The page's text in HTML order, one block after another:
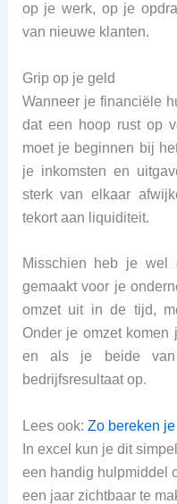
op je werk, op je
van nieuwe klanten.
Grip op je geld
Wanneer je financiële
dat een hoop rust op
moet je beginnen bij
je inkomsten en
sterk van elkaar
tekort aan liquiditeit.
Misschien heb je wel
gemaakt voor je
omzet uit in de tijd,
Onder je omzet komen
en als je beide
bedrijfsresultaat op.
Lees ook: Zo bereken
In excel kun je dit
een handig hulpmiddel
een jaar zichtbaar te